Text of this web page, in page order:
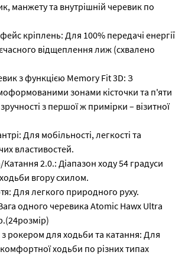
манжету та внутрішній черевик по
кріплень: Для 100% передачі енергії
відщеплення лиж (схвалено
з функцією Memory Fit 3D: З
зонами кісточки та п'яти
з першої ж примірки – візитної
Для мобільності, легкості та
властивостей.
2.0.: Діапазон ходу 54 градуси
вгору схилом.
Для легкого природного руху.
одного черевика Atomic Hawx Ultra
з рокером для ходьби та катання: Для
ходьби по різних типах